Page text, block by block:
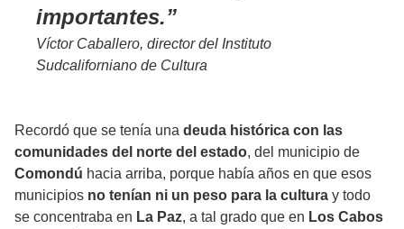
importantes.
Víctor Caballero, director del Instituto
Sudcaliforniano de Cultura
Recordó que se tenía una deuda histórica con las
comunidades del norte del estado, del municipio de
Comondú hacia arriba, porque había años en que esos
municipios no tenían ni un peso para la cultura y todo
se concentraba en La Paz, a tal grado que en Los Cabos